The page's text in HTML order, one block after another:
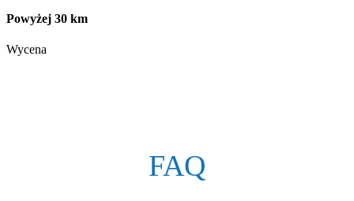
Powyżej 30 km
Wycena
FAQ